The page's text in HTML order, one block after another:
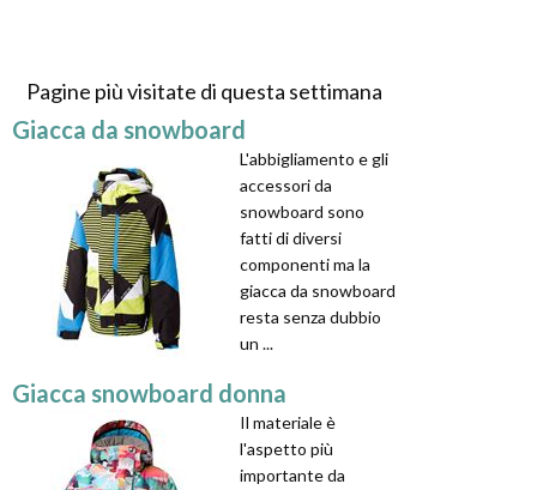
Pagine più visitate di questa settimana
Giacca da snowboard
L'abbigliamento e gli
accessori da
snowboard sono
fatti di diversi
componenti ma la
giacca da snowboard
resta senza dubbio
un ...
Giacca snowboard donna
Il materiale è
l'aspetto più
importante da